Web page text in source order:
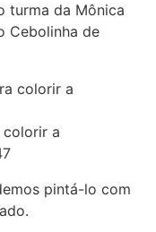
turma da Mônica
Cebolinha de
colorir a
pintá-lo com